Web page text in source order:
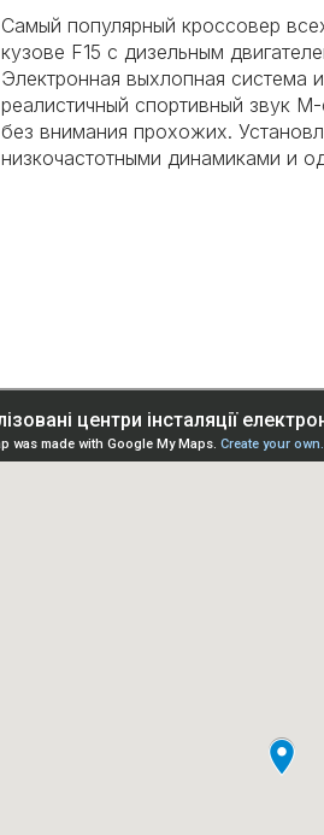
Самый популярный кроссовер
кузове F15 с дизельным
Электронная выхлопная система
реалистичный спортивный звук
без внимания прохожих.
низкочастотными динамиками и